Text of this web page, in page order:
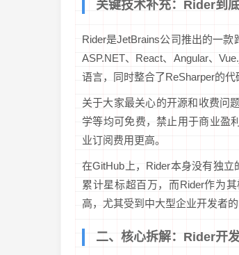
关键技术补充：Rider到
Rider是JetBrains公司推出的一
ASP.NET、React、Angular、
语言，同时整合了ReSharper的代
关于大家最关心的开源和收费问
学等均可免费，禁止用于商业盈
业订阅费用更高。
在GitHub上，Rider本身没有独立
累计星标超百万，而Rider作为
高，尤其受到中大型企业开发者的
二、核心拆解：Rider开